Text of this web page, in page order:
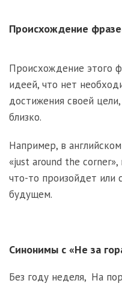
Происхождение
Происхождение этого
идеей, что нет
достижения своей
близко.
Например, в
«just around the corner»,
что-то произойдет или
будущем.
Синонимы с «Не за
Без году неделя, На